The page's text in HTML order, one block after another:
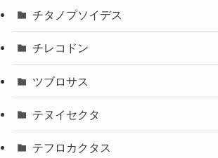
チタノプソイデス
チレコドン
ツブロサス
テヌイセクタ
テフロカクタス